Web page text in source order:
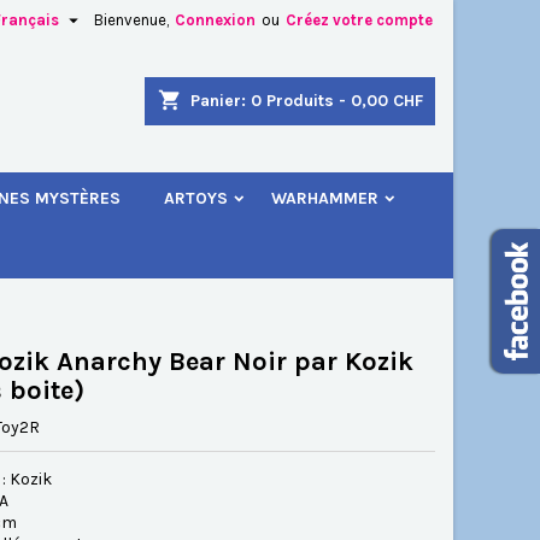
Bienvenue, Connexion ou Créez votre compte

shopping_cart Panier: 0 Produits - 0,00 CHF
MYSTÈRES ARTOYS WARHAMMER
Anarchy Bear Noir par Kozik
boite)
Kozik